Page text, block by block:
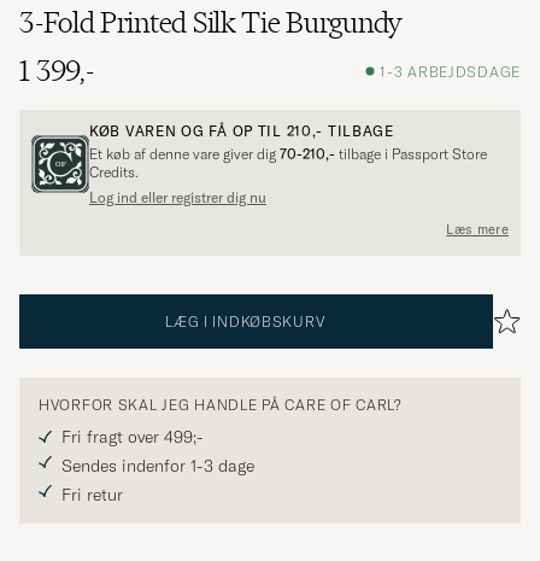
3-Fold Printed Silk Tie Burgundy
1 399,-
1-3 ARBEJDSDAGE
KØB VAREN OG FÅ OP TIL 210,- TILBAGE
Et køb af denne vare giver dig 70-210,- tilbage i Passport Store
Credits.
Log ind eller registrer dig nu
Læs mere
LÆG I INDKØBSKURV
HVORFOR SKAL JEG HANDLE PÅ CARE OF CARL?
Fri fragt over 499;-
Sendes indenfor 1-3 dage
Fri retur